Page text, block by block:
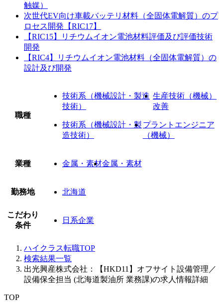
触媒）
次世代EV向け車載バッテリ材料（全固体電解質）のプ
ロセス開発【RIC17】
【RIC15】リチウムイオン電池材料評価及び評価技術
開発
【RIC4】リチウムイオン電池材料（全固体電解質）の
設計及び開発
職種
技術系（機械設計・製造
技術）
生産技術（機械）
改善
技術系（機械設計・製
造技術）
プラントエンジニア
（機械）
業種 金属・素材金属・素材
勤務地 北海道
こだわり
条件
日系企業
ハイクラス転職TOP
検索結果一覧
出光興産株式会社：【HKD11】オフサイト設備管理／
設備保全担当 (北海道製油所 業務課)の求人情報詳細
TOP